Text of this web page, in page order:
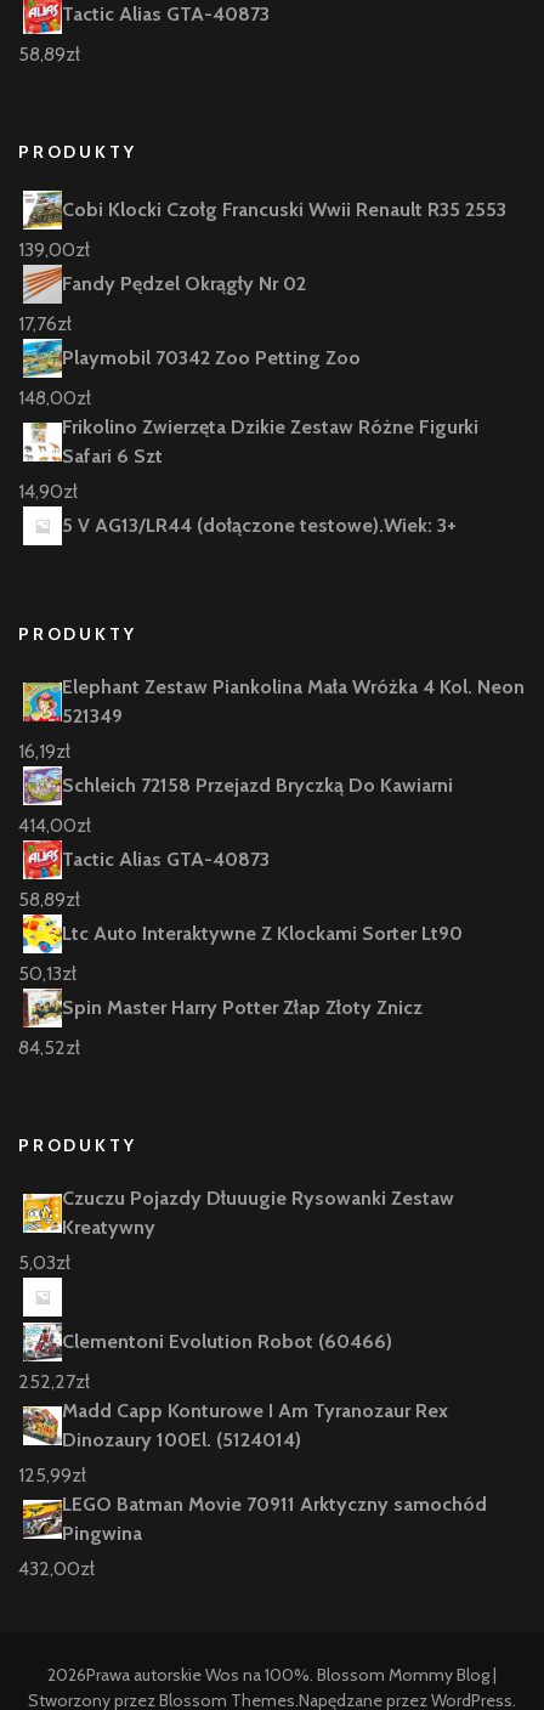
Tactic Alias GTA-40873
58,89zł
PRODUKTY
Cobi Klocki Czołg Francuski Wwii Renault R35 2553
139,00zł
Fandy Pędzel Okrągły Nr 02
17,76zł
Playmobil 70342 Zoo Petting Zoo
148,00zł
Frikolino Zwierzęta Dzikie Zestaw Różne Figurki
Safari 6 Szt
14,90zł
5 V AG13/LR44 (dołączone testowe).Wiek: 3+
PRODUKTY
Elephant Zestaw Piankolina Mała Wróżka 4 Kol. Neon
521349
16,19zł
Schleich 72158 Przejazd Bryczką Do Kawiarni
414,00zł
Tactic Alias GTA-40873
58,89zł
Ltc Auto Interaktywne Z Klockami Sorter Lt90
50,13zł
Spin Master Harry Potter Złap Złoty Znicz
84,52zł
PRODUKTY
Czuczu Pojazdy Dłuuugie Rysowanki Zestaw
Kreatywny
5,03zł
Clementoni Evolution Robot (60466)
252,27zł
Madd Capp Konturowe I Am Tyranozaur Rex
Dinozaury 100El. (5124014)
125,99zł
LEGO Batman Movie 70911 Arktyczny samochód
Pingwina
432,00zł
2026Prawa autorskieWos na 100%. Blossom Mommy Blog |
Stworzony przezBlossom Themes.Napędzane przezWordPress.